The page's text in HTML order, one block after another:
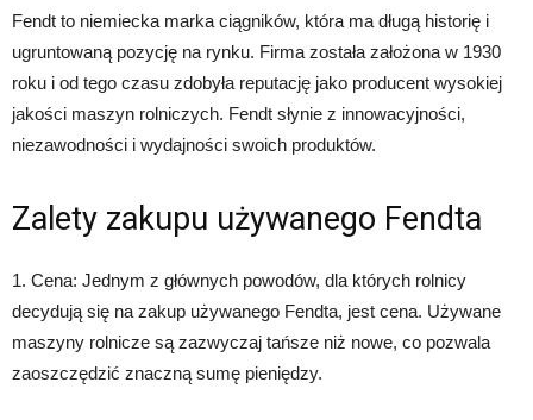
Fendt to niemiecka marka ciągników, która ma długą historię i
ugruntowaną pozycję na rynku. Firma została założona w 1930
roku i od tego czasu zdobyła reputację jako producent wysokiej
jakości maszyn rolniczych. Fendt słynie z innowacyjności,
niezawodności i wydajności swoich produktów.
Zalety zakupu używanego Fendta
1. Cena: Jednym z głównych powodów, dla których rolnicy
decydują się na zakup używanego Fendta, jest cena. Używane
maszyny rolnicze są zazwyczaj tańsze niż nowe, co pozwala
zaoszczędzić znaczną sumę pieniędzy.